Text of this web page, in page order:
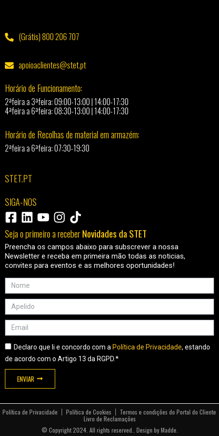
(Grátis) 800 206 707
apoioaclientes@stet.pt
Horário de Funcionamento:
2ªfeira a 3ªfeira: 09:00-13:00 | 14:00-17:30
4ªfeira a 6ªfeira: 08:30-13:00 | 14:00-17:30
Horário de Recolhas de material em armazém:
2ªfeira a 6ªfeira: 07:30-19:30
STET.PT
SIGA-NOS
Seja o primeiro a receberNovidades da STET
Preencha os campos abaixo para subscrever a nossa
Newsletter e receba em primeira mão todas as noticias,
convites para eventos e as melhores oportunidades!
Declaro que li e concordo com a Política de Privacidade, estando
de acordo com o Artigo 13 da RGPD.*
ENVIAR
Política de Privacidade Política de Cookies
Termos e condições do Portal do Cliente
Livro de Reclamações
© Copyright 2024. All rights reserved.. Design by Madde.